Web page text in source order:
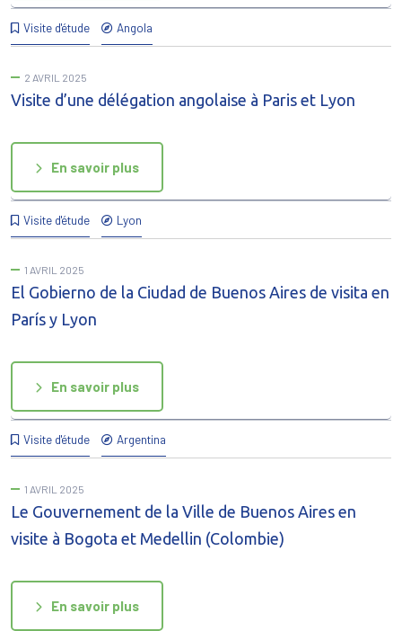
Visite d'étude Angola
2 AVRIL 2025
Visite d’une délégation angolaise à Paris et Lyon
En savoir plus
Visite d'étude Lyon
1 AVRIL 2025
El Gobierno de la Ciudad de Buenos Aires de visita en
París y Lyon
En savoir plus
Visite d'étude Argentina
1 AVRIL 2025
Le Gouvernement de la Ville de Buenos Aires en
visite à Bogota et Medellin (Colombie)
En savoir plus